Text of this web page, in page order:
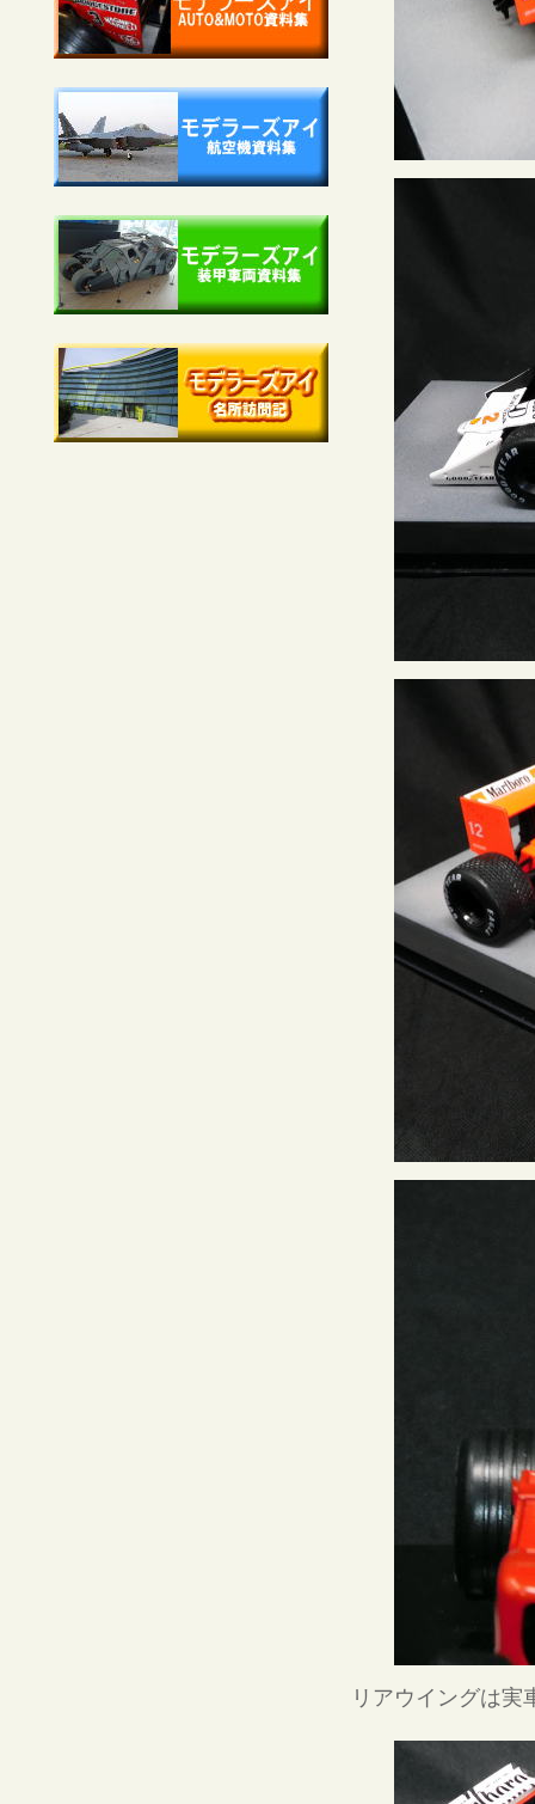
リアウイングは実